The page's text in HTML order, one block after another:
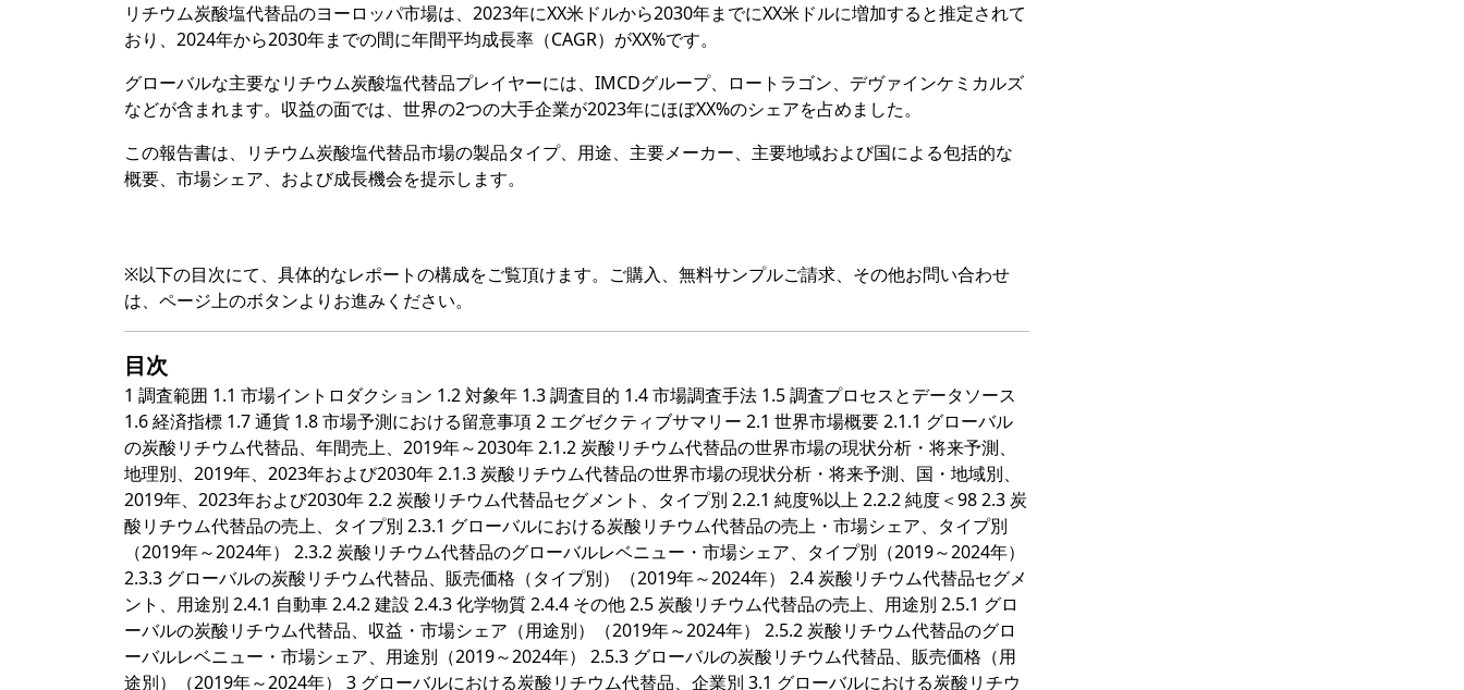
リチウム炭酸塩代替品のヨーロッパ市場は、2023年にXX米ドルから2030年までにXX米ドルに増加すると推定されて
おり、2024年から2030年までの間に年間平均成長率（CAGR）がXX%です。
グローバルな主要なリチウム炭酸塩代替品プレイヤーには、IMCDグループ、ロートラゴン、デヴァインケミカルズ
などが含まれます。収益の面では、世界の2つの大手企業が2023年にほぼXX%のシェアを占めました。
この報告書は、リチウム炭酸塩代替品市場の製品タイプ、用途、主要メーカー、主要地域および国による包括的な
概要、市場シェア、および成長機会を提示します。
※以下の目次にて、具体的なレポートの構成をご覧頂けます。ご購入、無料サンプルご請求、その他お問い合わせ
は、ページ上のボタンよりお進みください。
目次
1 調査範囲 1.1 市場イントロダクション 1.2 対象年 1.3 調査目的 1.4 市場調査手法 1.5 調査プロセスとデータソース
1.6 経済指標 1.7 通貨 1.8 市場予測における留意事項 2 エグゼクティブサマリー 2.1 世界市場概要 2.1.1 グローバル
の炭酸リチウム代替品、年間売上、2019年～2030年 2.1.2 炭酸リチウム代替品の世界市場の現状分析・将来予測、
地理別、2019年、2023年および2030年 2.1.3 炭酸リチウム代替品の世界市場の現状分析・将来予測、国・地域別、
2019年、2023年および2030年 2.2 炭酸リチウム代替品セグメント、タイプ別 2.2.1 純度%以上 2.2.2 純度＜98 2.3 炭
酸リチウム代替品の売上、タイプ別 2.3.1 グローバルにおける炭酸リチウム代替品の売上・市場シェア、タイプ別
（2019年～2024年） 2.3.2 炭酸リチウム代替品のグローバルレベニュー・市場シェア、タイプ別（2019～2024年）
2.3.3 グローバルの炭酸リチウム代替品、販売価格（タイプ別）（2019年～2024年） 2.4 炭酸リチウム代替品セグメ
ント、用途別 2.4.1 自動車 2.4.2 建設 2.4.3 化学物質 2.4.4 その他 2.5 炭酸リチウム代替品の売上、用途別 2.5.1 グロ
ーバルの炭酸リチウム代替品、収益・市場シェア（用途別）（2019年～2024年） 2.5.2 炭酸リチウム代替品のグロ
ーバルレベニュー・市場シェア、用途別（2019～2024年） 2.5.3 グローバルの炭酸リチウム代替品、販売価格（用
途別）（2019年～2024年） 3 グローバルにおける炭酸リチウム代替品、企業別 3.1 グローバルにおける炭酸リチウ